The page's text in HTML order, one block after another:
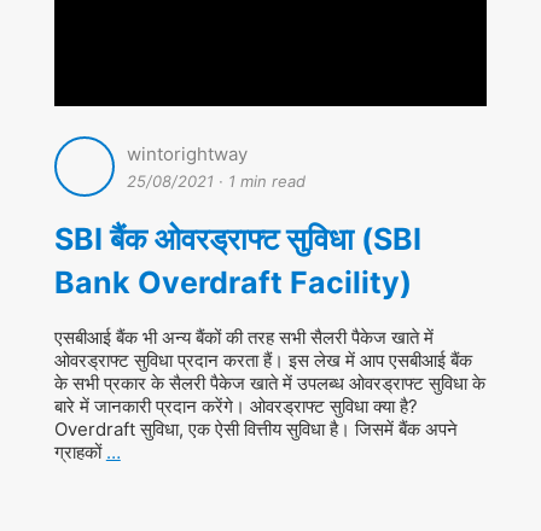
wintorightway
25/08/2021 · 1 min read
SBI बैंक ओवरड्राफ्ट सुविधा (SBI
Bank Overdraft Facility)
एसबीआई बैंक भी अन्य बैंकों की तरह सभी सैलरी पैकेज खाते में
ओवरड्राफ्ट सुविधा प्रदान करता हैं। इस लेख में आप एसबीआई बैंक
के सभी प्रकार के सैलरी पैकेज खाते में उपलब्ध ओवरड्राफ्ट सुविधा के
बारे में जानकारी प्रदान करेंगे। ओवरड्राफ्ट सुविधा क्या है?
Overdraft सुविधा, एक ऐसी वित्तीय सुविधा है। जिसमें बैंक अपने
ग्राहकों …